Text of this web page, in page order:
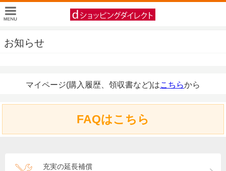
お知らせ
マイページ(購入履歴、領収書など)はこちらから
FAQはこちら
充実の延長補償